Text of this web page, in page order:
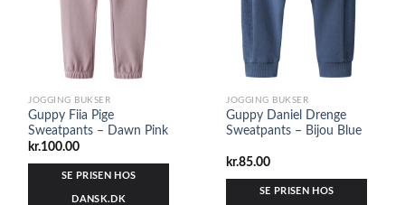
JOGGING BUKSER
Guppy Fiia Pige
Sweatpants – Dawn Pink
kr.100.00
SE PRISEN HOS
DANSK.DK
JOGGING BUKSER
Guppy Daniel Drenge
Sweatpants – Bijou Blue
kr.85.00
SE PRISEN HOS